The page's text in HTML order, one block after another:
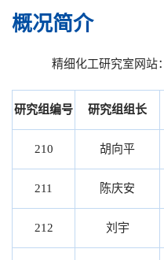
概况简介
精细化工研究室网站：
研究组编号 研究组组长
210 胡向平
211 陈庆安
212 刘宇